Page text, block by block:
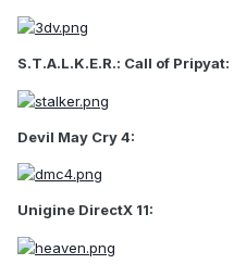
S.T.A.L.K.E.R.: Call of Pripyat:
Devil May Cry 4:
Unigine DirectX 11: